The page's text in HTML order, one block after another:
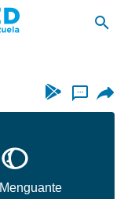
...
Menguante